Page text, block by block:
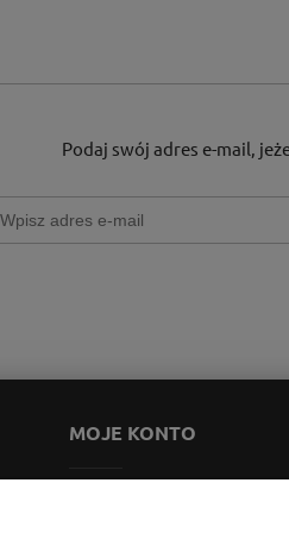
Podaj swój adres e-mail,
MOJE KONTO